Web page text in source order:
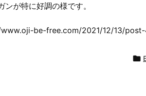
ンが特に好調の様です。
be-free.com/2021/12/13/
